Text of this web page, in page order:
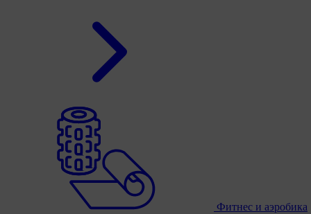
Фитнес и аэробика